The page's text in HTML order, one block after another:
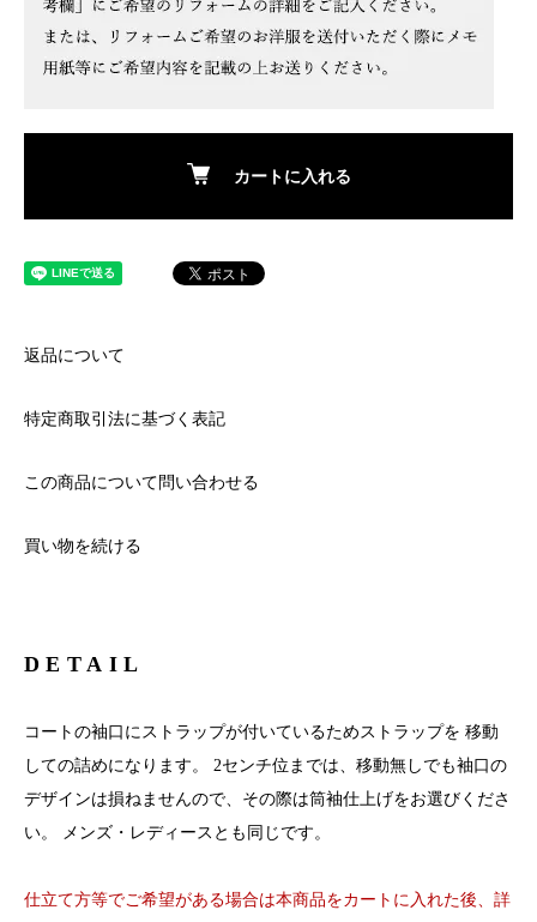
カートに入れる
返品について
特定商取引法に基づく表記
この商品について問い合わせる
買い物を続ける
DETAIL
コートの袖口にストラップが付いているためストラップを 移動
しての詰めになります。 2センチ位までは、移動無しでも袖口の
デザインは損ねませんので、その際は筒袖仕上げをお選びくださ
い。 メンズ・レディースとも同じです。
仕立て方等でご希望がある場合は本商品をカートに入れた後、詳